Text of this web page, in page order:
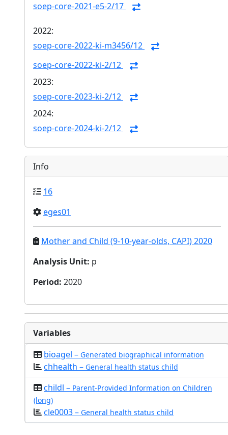
soep-core-2021-e5-2/17
2022:
soep-core-2022-ki-m3456/12
soep-core-2022-ki-2/12
2023:
soep-core-2023-ki-2/12
2024:
soep-core-2024-ki-2/12
Info
16
eges01
Mother and Child (9-10-year-olds, CAPI) 2020
Analysis Unit: p
Period: 2020
Variables
bioagel – Generated biographical information
chhealth – General health status child
childl – Parent-Provided Information on Children
(long)
cle0003 – General health status child